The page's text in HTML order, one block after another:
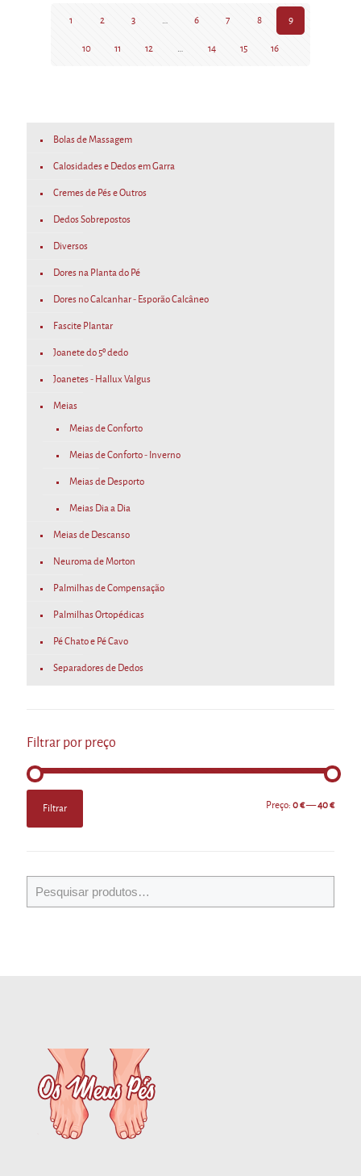
may
chosen
1 2 3 … 6 7 8 9
10 11 12 … 14 15 16
Bolas de Massagem
Calosidades e Dedos em Garra
Cremes de Pés e Outros
Dedos Sobrepostos
Diversos
Dores na Planta do Pé
Dores no Calcanhar - Esporão Calcâneo
Fascite Plantar
Joanete do 5º dedo
Joanetes - Hallux Valgus
Meias
Meias de Conforto
Meias de Conforto - Inverno
Meias de Desporto
Meias Dia a Dia
Meias de Descanso
Neuroma de Morton
Palmilhas de Compensação
Palmilhas Ortopédicas
Pé Chato e Pé Cavo
Separadores de Dedos
Filtrar por preço
mínimo
máximo
Filtrar Preço: 0 €—40 €